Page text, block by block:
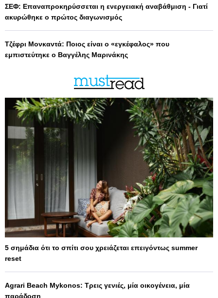
ΣΕΦ: Επαναπροκηρύσσεται η ενεργειακή αναβάθμιση - Γιατί
ακυρώθηκε ο πρώτος διαγωνισμός
Τζέφρι Μονκαντά: Ποιος είναι ο «εγκέφαλος» που
εμπιστεύτηκε ο Βαγγέλης Μαρινάκης
5 σημάδια ότι το σπίτι σου χρειάζεται επειγόντως summer
reset
Agrari Beach Mykonos: Τρεις γενιές, μία οικογένεια, μία
παράδοση